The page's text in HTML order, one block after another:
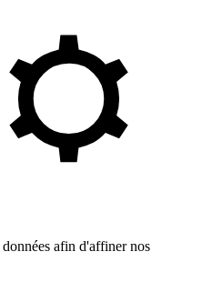
afin d'affiner nos